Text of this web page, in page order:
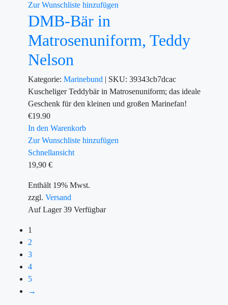
Zur Wunschliste hinzufügen
DMB-Bär in
Matrosenuniform, Teddy
Nelson
Kategorie: Marinebund | SKU: 39343cb7dcac
Kuscheliger Teddybär in Matrosenuniform; das ideale
Geschenk für den kleinen und großen Marinefan!
€19.90
In den Warenkorb
Zur Wunschliste hinzufügen
Schnellansicht
19,90 €
Enthält 19% Mwst.
zzgl. Versand
Auf Lager39 Verfügbar
1
2
3
4
5
→